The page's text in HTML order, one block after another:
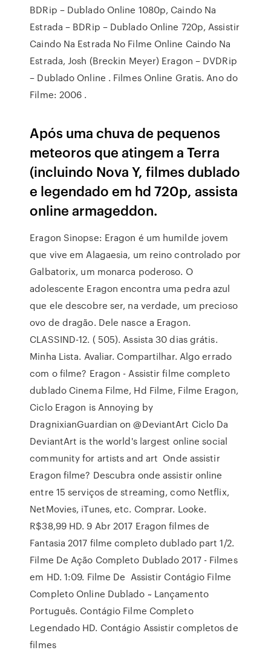
BDRip – Dublado Online 1080p, Caindo Na
Estrada – BDRip – Dublado Online 720p, Assistir
Caindo Na Estrada No Filme Online Caindo Na
Estrada, Josh (Breckin Meyer) Eragon – DVDRip
– Dublado Online . Filmes Online Gratis. Ano do
Filme: 2006 .
Após uma chuva de pequenos
meteoros que atingem a Terra
(incluindo Nova Y, filmes dublado
e legendado em hd 720p, assista
online armageddon.
Eragon Sinopse: Eragon é um humilde jovem
que vive em Alagaesia, um reino controlado por
Galbatorix, um monarca poderoso. O
adolescente Eragon encontra uma pedra azul
que ele descobre ser, na verdade, um precioso
ovo de dragão. Dele nasce a Eragon.
CLASSIND-12. ( 505). Assista 30 dias grátis.
Minha Lista. Avaliar. Compartilhar. Algo errado
com o filme? Eragon - Assistir filme completo
dublado Cinema Filme, Hd Filme, Filme Eragon,
Ciclo Eragon is Annoying by
DragnixianGuardian on @DeviantArt Ciclo Da
DeviantArt is the world's largest online social
community for artists and art Onde assistir
Eragon filme? Descubra onde assistir online
entre 15 serviços de streaming, como Netflix,
NetMovies, iTunes, etc. Comprar. Looke.
R$38,99 HD. 9 Abr 2017 Eragon filmes de
Fantasia 2017 filme completo dublado part 1/2.
Filme De Ação Completo Dublado 2017 - Filmes
em HD. 1:09. Filme De Assistir Contágio Filme
Completo Online Dublado ~ Lançamento
Português. Contágio Filme Completo
Legendado HD. Contágio Assistir completos de
filmes